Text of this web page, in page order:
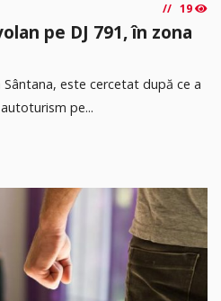
19
pe DJ 791, în zona
este cercetat după ce a
pe...